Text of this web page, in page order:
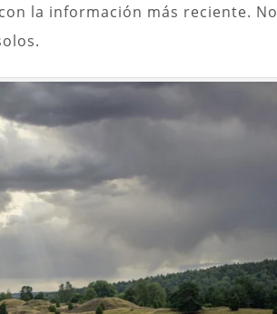
la información más reciente. No